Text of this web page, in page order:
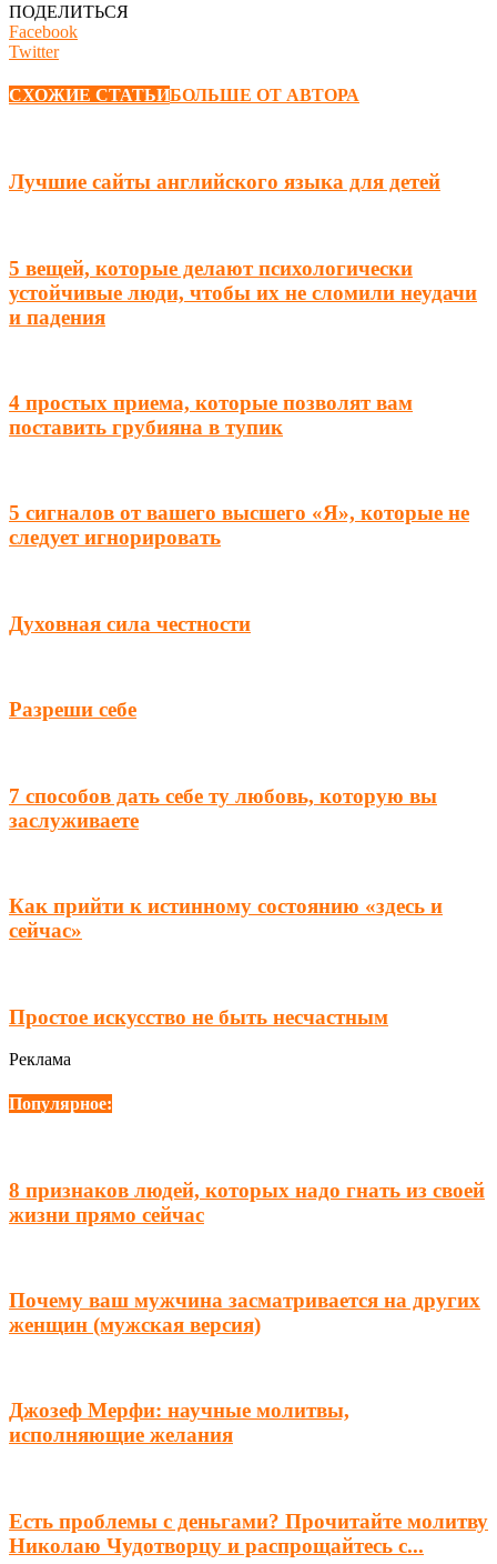
ПОДЕЛИТЬСЯ
Facebook
Twitter
СХОЖИЕ СТАТЬИБОЛЬШЕ ОТ АВТОРА
Лучшие сайты английского языка для детей
5 вещей, которые делают психологически
устойчивые люди, чтобы их не сломили неудачи
и падения
4 простых приема, которые позволят вам
поставить грубияна в тупик
5 сигналов от вашего высшего «Я», которые не
следует игнорировать
Духовная сила честности
Разреши себе
7 способов дать себе ту любовь, которую вы
заслуживаете
Как прийти к истинному состоянию «здесь и
сейчас»
Простое искусство не быть несчастным
Реклама
Популярное:
8 признаков людей, которых надо гнать из своей
жизни прямо сейчас
Почему ваш мужчина засматривается на других
женщин (мужская версия)
Джозеф Мерфи: научные молитвы,
исполняющие желания
Есть проблемы с деньгами? Прочитайте молитву
Николаю Чудотворцу и распрощайтесь с...